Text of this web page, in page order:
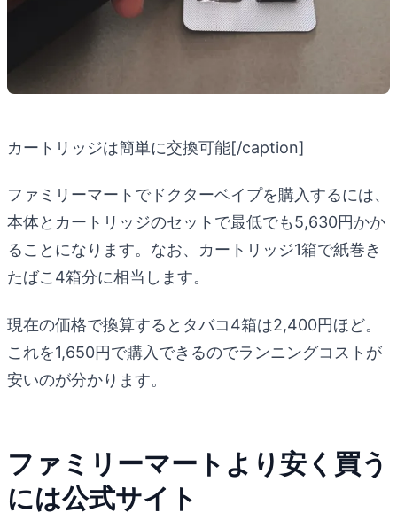
カートリッジは簡単に交換可能[/caption]
ファミリーマートでドクターベイプを購入するには、
本体とカートリッジのセットで最低でも5,630円かか
ることになります。なお、カートリッジ1箱で紙巻き
たばこ4箱分に相当します。
現在の価格で換算するとタバコ4箱は2,400円ほど。
これを1,650円で購入できるのでランニングコストが
安いのが分かります。
ファミリーマートより安く買う
には公式サイト